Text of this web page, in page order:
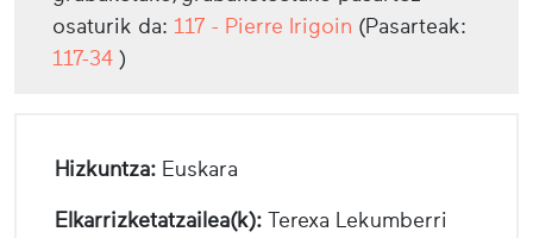
osaturik da: 117 - Pierre Irigoin (Pasarteak:
117-34 )
Hizkuntza: Euskara
Elkarrizketatzailea(k): Terexa Lekumberri